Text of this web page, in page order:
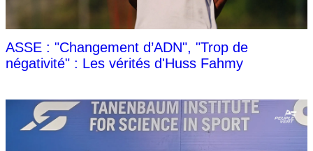
ASSE : "Changement d’ADN", "Trop de
négativité" : Les vérités d'Huss Fahmy